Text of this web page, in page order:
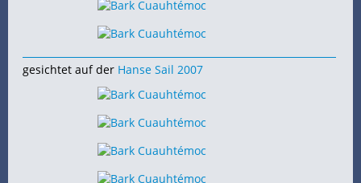
gesichtet auf der Hanse Sail 2007